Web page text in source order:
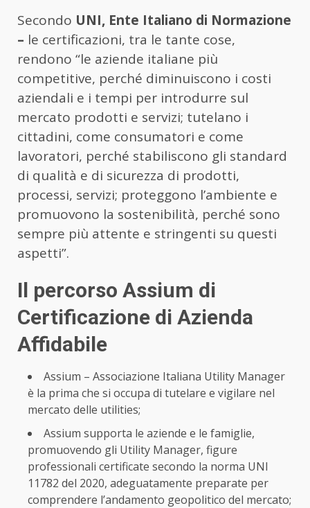
Secondo UNI, Ente Italiano di Normazione
– le certificazioni, tra le tante cose,
rendono “le aziende italiane più
competitive, perché diminuiscono i costi
aziendali e i tempi per introdurre sul
mercato prodotti e servizi; tutelano i
cittadini, come consumatori e come
lavoratori, perché stabiliscono gli standard
di qualità e di sicurezza di prodotti,
processi, servizi; proteggono l’ambiente e
promuovono la sostenibilità, perché sono
sempre più attente e stringenti su questi
aspetti”.
Il percorso Assium di
Certificazione di Azienda
Affidabile
Assium – Associazione Italiana Utility Manager
è la prima che si occupa di tutelare e vigilare nel
mercato delle utilities;
Assium supporta le aziende e le famiglie,
promuovendo gli Utility Manager, figure
professionali certificate secondo la norma UNI
11782 del 2020, adeguatamente preparate per
comprendere l’andamento geopolitico del mercato;